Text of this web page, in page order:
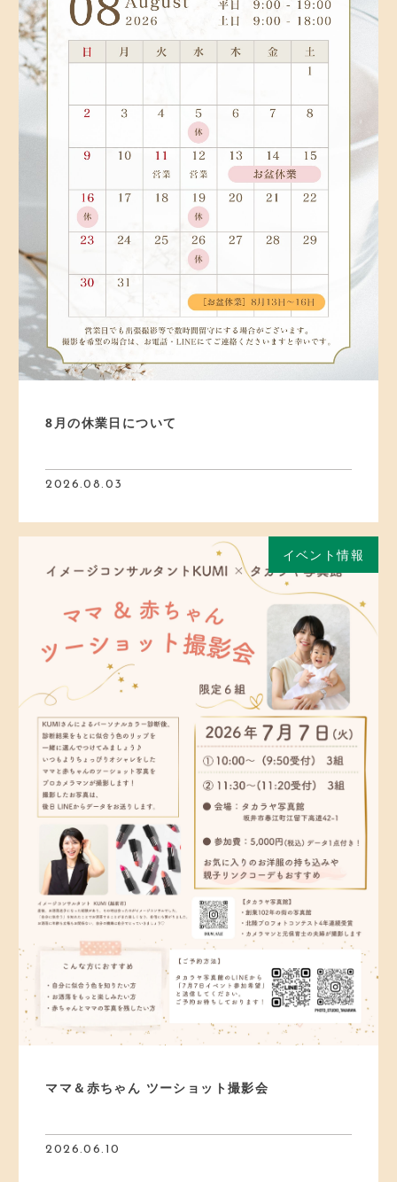
8月の休業日について
2026.08.03
イベント情報
ママ＆赤ちゃん ツーショット撮影会
2026.06.10